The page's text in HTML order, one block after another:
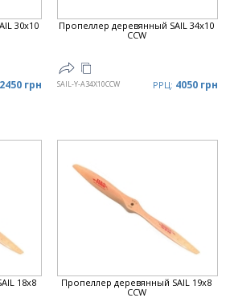
30x10
2450 грн
Пропеллер деревянный SAIL 34x10
CCW
SAIL-Y-A34X10CCW РРЦ: 4050 грн
18x8
Пропеллер деревянный SAIL 19x8
CCW